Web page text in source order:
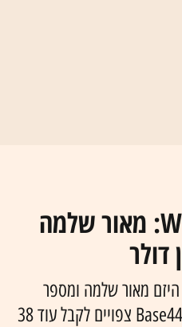
מכרה הזהב של WIX: מאור שלמה
מאור שלמה ומספר
עובדים נוספים בסטארט-אפ Base44 צפויים לקבל עוד 38